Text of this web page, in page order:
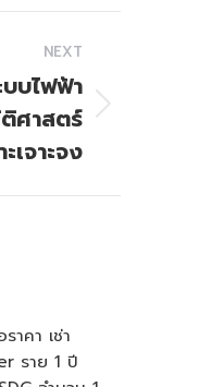
NEXT
บไฟฟ้า
ศาสตร์
เจาะจง
าคา เช่า
ราย 1 ปี